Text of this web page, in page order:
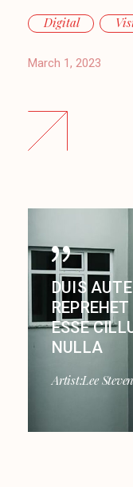
Digital
March 1, 2023
DUIS
ESSE
NULLA
Artist:Lee